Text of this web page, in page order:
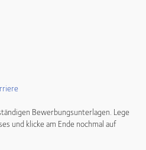
Bewerbungsunterlagen. Lege
und klicke am Ende nochmal auf